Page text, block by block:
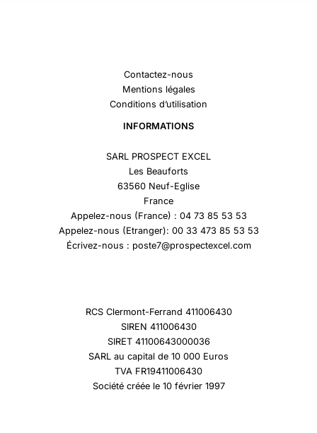
Contactez-nous
Mentions légales
Conditions d’utilisation
INFORMATIONS
SARL PROSPECT EXCEL
Les Beauforts
63560 Neuf-Eglise
France
Appelez-nous (France) : 04 73 85 53 53
Appelez-nous (Etranger): 00 33 473 85 53 53
Écrivez-nous : poste7@prospectexcel.com
RCS Clermont-Ferrand 411006430
SIREN 411006430
SIRET 41100643000036
SARL au capital de 10 000 Euros
TVA FR19411006430
Société créée le 10 février 1997